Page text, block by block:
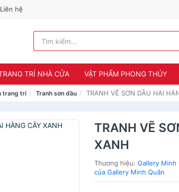
Liên hệ
TRÍ NHÀ CỬA VẬT PHẨM PHONG THỦY
trang trí Tranh sơn dầu TRANH VẼ SƠN DẦU HAI
TRANH VẼ
XANH
Thương hiệu:Gallery Minh
của Gallery Minh Quân